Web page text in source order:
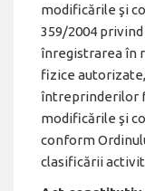
modificările şi
359/2004
înregistrarea în
fizice
întreprinderilor
modificările şi
conform
clasificării